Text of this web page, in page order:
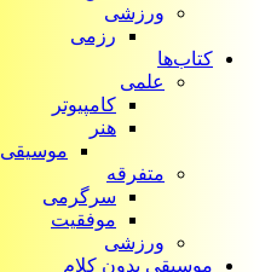
ورزشی
رزمی
کتاب‌ها
علمی
کامپیوتر
هنر
موسیقی
متفرقه
سرگرمی
موفقیت
ورزشی
موسیقی بدون کلام